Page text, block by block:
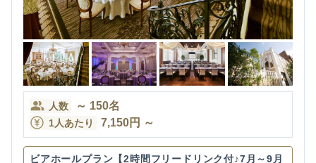
人数 ～ 150名
1人あたり 7,150円 ～
ビアホールプラン【2時間フリードリンク付♪7月～9月